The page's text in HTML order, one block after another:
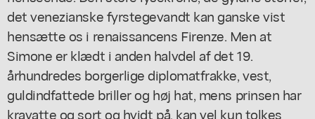
det venezianske fyrstegevandt kan ganske vist
hensætte os i renaissancens Firenze. Men at
Simone er klædt i anden halvdel af det 19.
århundredes borgerlige diplomatfrakke, vest,
guldindfattede briller og høj hat, mens prinsen har
kravatte og sort og hvidt på, kan vel kun tolkes